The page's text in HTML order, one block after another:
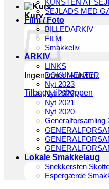
Kurv
Ingen varer i kurven.
Tilbage til shoppen
SEJLADS MED
Film / Foto
BILLEDARKIV
FILM
Smakkeliv
ARKIV
LINKS
DOKUMENTER
Nyt 2023
Nyt 2022
Nyt 2021
Nyt 2020
Generalforsamling
Lokale Smakkelaug
Snekkersten
Espergærde